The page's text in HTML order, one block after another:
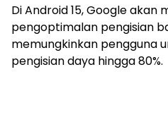
Di Android 15, Google
pengoptimalan pengisian
memungkinkan pengguna
pengisian daya hingga 80%.